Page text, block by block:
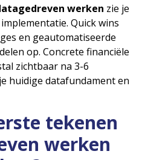
werken zie je
Quick wins
en geautomatiseerde
op. Concrete financiële
zichtbaar na 3-6
huidige datafundament en
tekenen
werken